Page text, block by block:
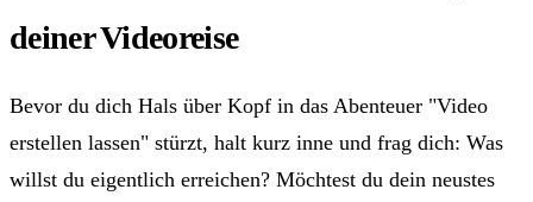
deiner Videoreise
Bevor du dich Hals über Kopf in das Abenteuer "Video
erstellen lassen" stürzt, halt kurz inne und frag dich: Was
willst du eigentlich erreichen? Möchtest du dein neustes